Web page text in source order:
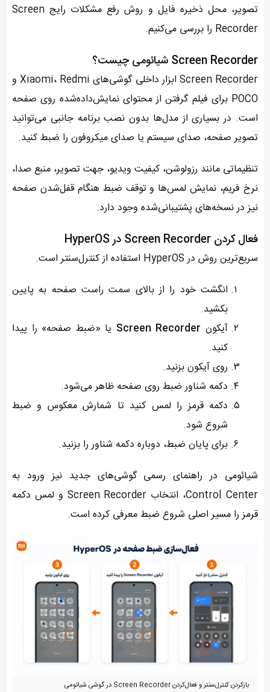
تصویر، محل ذخیره فایل و روش رفع مشکلات رایج Screen
Recorder را بررسی می‌کنیم.
Screen Recorder شیائومی چیست؟
Screen Recorder ابزار داخلی گوشی‌های Xiaomi، Redmi و
POCO برای فیلم گرفتن از محتوای نمایش‌داده‌شده روی صفحه
است. در بسیاری از مدل‌ها بدون نصب برنامه جانبی می‌توانید
تصویر صفحه، صدای سیستم یا صدای میکروفون را ضبط کنید.
تنظیماتی مانند رزولوشن، کیفیت ویدیو، جهت تصویر، منبع صدا،
نرخ فریم، نمایش لمس‌ها و توقف ضبط هنگام قفل‌شدن صفحه
نیز در نسخه‌های پشتیبانی‌شده وجود دارد.
فعال کردن Screen Recorder در HyperOS
سریع‌ترین روش در HyperOS استفاده از کنترل‌سنتر است.
انگشت خود را از بالای سمت راست صفحه به پایین
بکشید.
آیکون Screen Recorder یا «ضبط صفحه» را پیدا
کنید.
روی آیکون بزنید.
دکمه شناور ضبط روی صفحه ظاهر می‌شود.
دکمه قرمز را لمس کنید تا شمارش معکوس و ضبط
شروع شود.
برای پایان ضبط، دوباره دکمه شناور را بزنید.
شیائومی در راهنمای رسمی گوشی‌های جدید نیز ورود به
Control Center، انتخاب Screen Recorder و لمس دکمه
قرمز را مسیر اصلی شروع ضبط معرفی کرده است.
بازکردن کنترل‌سنتر و فعال‌کردن Screen Recorder در گوشی شیائومی